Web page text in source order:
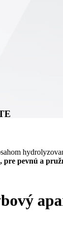
, pre pevnú a